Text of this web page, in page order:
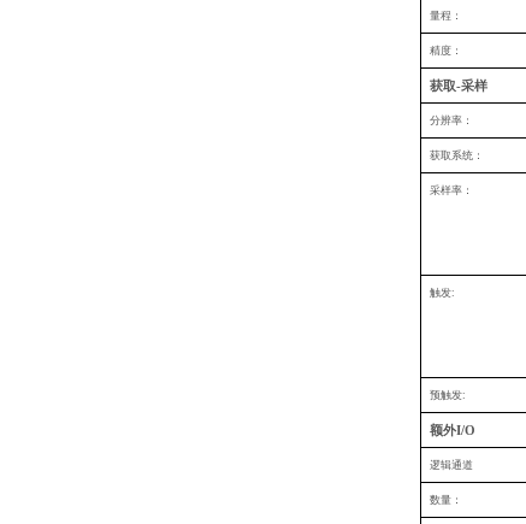
量程：
精度：
获取-采样
分辨率：
获取系统：
采样率：
触发:
预触发:
额外I/O
逻辑通道
数量：